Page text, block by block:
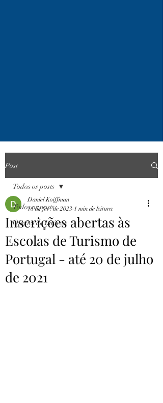
Post
Todos os posts
Opções de Imóveis
Todos os posts
Inscrições abertas às
Escolas de Turismo de
Portugal - até 20 de julho
de 2021
Daniel Koiffman
16 de fev. de 2023 1 min de leitura